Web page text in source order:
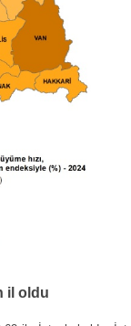
il oldu